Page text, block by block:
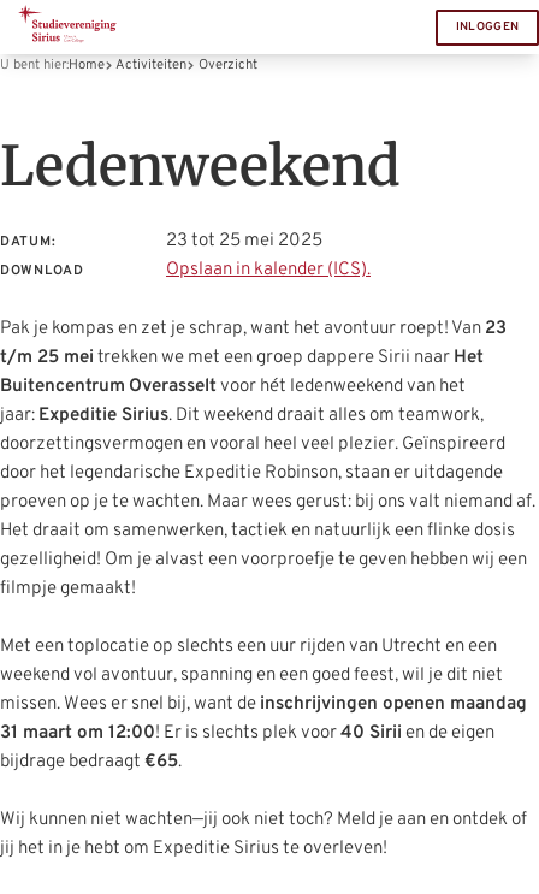
INLOGGEN
U bent hier:Home Activiteiten Overzicht
Ledenweekend
DATUM: 23 tot 25 mei 2025
DOWNLOAD Opslaan in kalender (ICS).
Pak je kompas en zet je schrap, want het avontuur roept! Van 23
t/m 25 mei trekken we met een groep dappere Sirii naar Het
Buitencentrum Overasselt voor hét ledenweekend van het
jaar: Expeditie Sirius. Dit weekend draait alles om teamwork,
doorzettingsvermogen en vooral heel veel plezier. Geïnspireerd
door het legendarische Expeditie Robinson, staan er uitdagende
proeven op je te wachten. Maar wees gerust: bij ons valt niemand af.
Het draait om samenwerken, tactiek en natuurlijk een flinke dosis
gezelligheid! Om je alvast een voorproefje te geven hebben wij een
filmpje gemaakt!
Met een toplocatie op slechts een uur rijden van Utrecht en een
weekend vol avontuur, spanning en een goed feest, wil je dit niet
missen. Wees er snel bij, want de inschrijvingen openen maandag
31 maart om 12:00! Er is slechts plek voor40 Sirii en de eigen
bijdrage bedraagt €65.
Wij kunnen niet wachten—jij ook niet toch? Meld je aan en ontdek of
jij het in je hebt om Expeditie Sirius te overleven!